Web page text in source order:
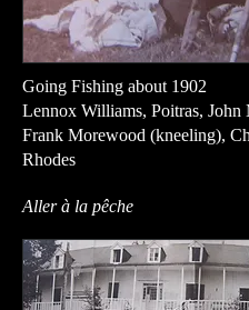
Going Fishing about 1902
Lennox Williams, Poitras, John
Frank Morewood (kneeling),
Rhodes
Aller à la pêche